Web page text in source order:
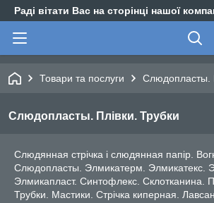
Раді вітати Вас на сторінці нашої
Товари та послуги Слюдопласты.
Слюдопласты. Плівки. Трубки
Слюдянная стрічка і слюдянная папір.
Слюдопласты. Элмикатерм. Элмикатекс.
Элмикапласт. Синтофлекс. Склотканина.
Трубки. Мастики. Стрічка киперная.